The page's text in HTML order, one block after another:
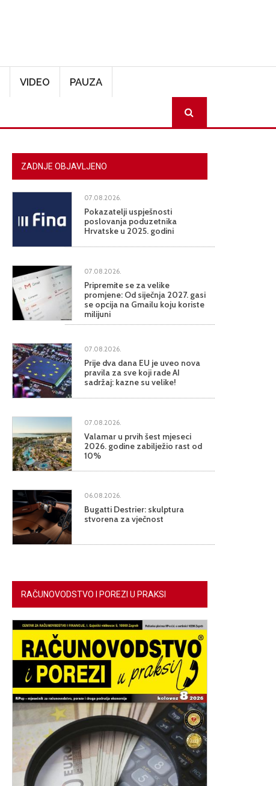
VIDEO PAUZA
ZADNJE OBJAVLJENO
07.08.2026.
Pokazatelji uspješnosti
poslovanja poduzetnika
Hrvatske u 2025. godini
07.08.2026.
Pripremite se za velike
promjene: Od siječnja 2027. gasi
se opcija na Gmailu koju koriste
milijuni
07.08.2026.
Prije dva dana EU je uveo nova
pravila za sve koji rade AI
sadržaj: kazne su velike!
07.08.2026.
Valamar u prvih šest mjeseci
2026. godine zabilježio rast od
10%
06.08.2026.
Bugatti Destrier: skulptura
stvorena za vječnost
RAČUNOVODSTVO I POREZI U PRAKSI